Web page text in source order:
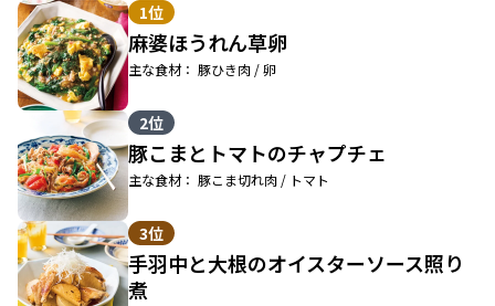
1位
麻婆ほうれん草卵
主な食材： 豚ひき肉 / 卵
2位
豚こまとトマトのチャプチェ
主な食材： 豚こま切れ肉 / トマト
3位
手羽中と大根のオイスターソース照り
煮